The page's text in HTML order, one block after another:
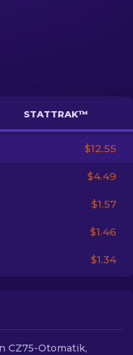
TR
STATTRAK™
$12.55
$4.49
$1.57
$1.46
$1.34
CZ75-Otomatik,